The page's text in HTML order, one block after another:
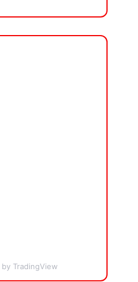
by TradingView